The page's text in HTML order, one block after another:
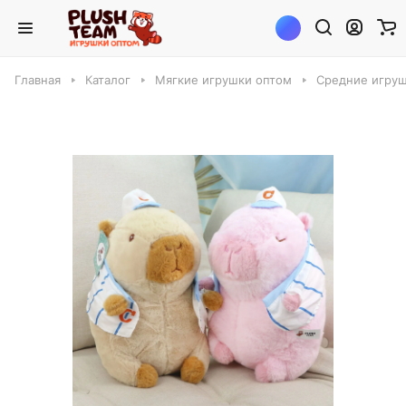
Главная Каталог Мягкие игрушки оптом Средние